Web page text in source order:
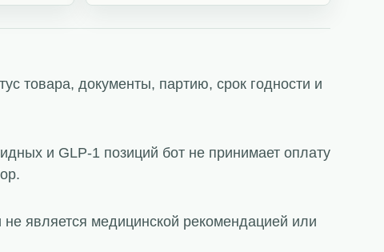
товара, документы, партию, срок годности и
и GLP-1 позиций бот не принимает оплату
не является медицинской рекомендацией или